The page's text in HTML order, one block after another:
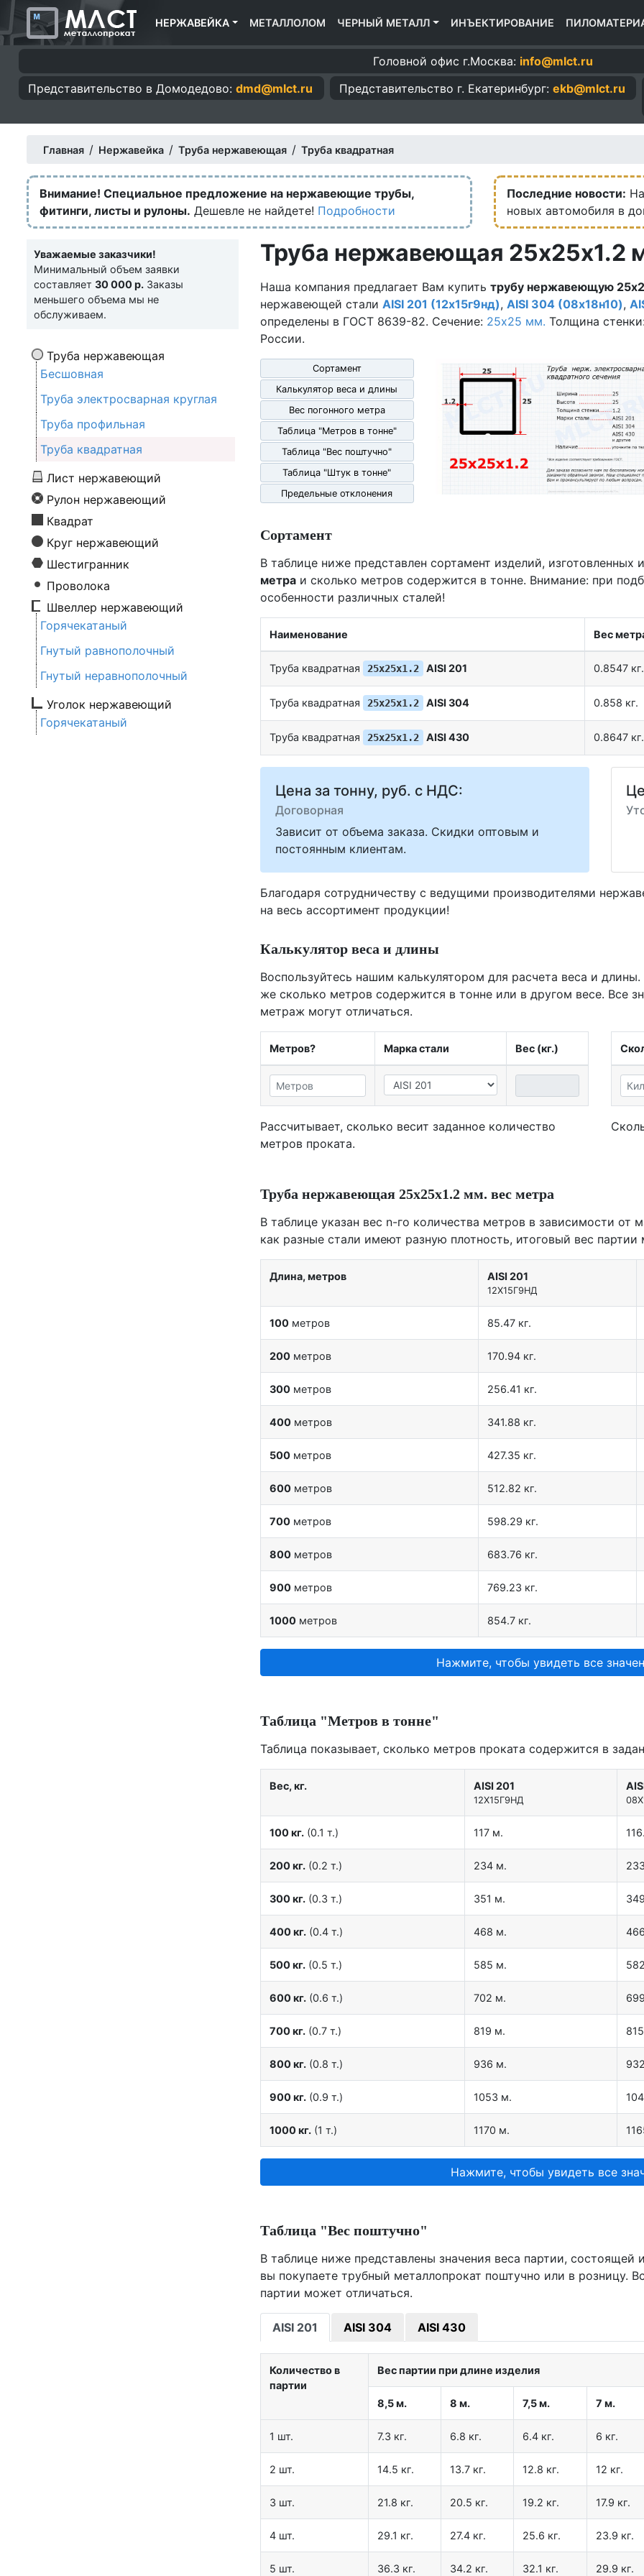
НЕРЖАВЕЙКА МЕТАЛЛОЛОМ ЧЕРНЫЙ МЕТАЛЛ ИНЪЕКТИРОВАНИЕ
Головной офис г.Москва: info@mlct.ru
Представительство вДомодедово: dmd@mlct.ru Представительство г. Екатеринбург:ekb@mlct.ru
Главная / Нержавейка / Труба нержавеющая / Труба квадратная
Внимание! Специальное предложение на нержавеющие трубы,
фитинги, листы и рулоны. Дешевле не найдете! Подробности
Последние новости:
новых автомобиля в
Уважаемые заказчики!
Минимальный объем заявки
составляет 30 000 р. Заказы
меньшего объема мы не
обслуживаем.
Труба нержавеющая
Бесшовная
Труба электросварная круглая
Труба профильная
Труба квадратная
Лист нержавеющий
Рулон нержавеющий
Квадрат
Круг нержавеющий
Шестигранник
Проволока
Швеллер нержавеющий
Горячекатаный
Гнутый равнополочный
Гнутый неравнополочный
Уголок нержавеющий
Горячекатаный
Труба нержавеющая 25х25х1.2
Наша компания предлагает Вам купить трубу нержавеющую
нержавеющей стали AISI 201 (12х15г9нд), AISI 304 (08х18н10),
определены в ГОСТ 8639-82. Сечение: 25х25 мм. Толщина
России.
Сортамент
Калькулятор веса и длины
Вес погонного метра
Таблица "Метров в тонне"
Таблица "Вес поштучно"
Таблица "Штук в тонне"
Предельные отклонения
Сортамент
В таблице ниже представлен сортамент изделий, изготовленных
метра и сколько метров содержится в тонне. Внимание: при
особенности различных сталей!
Наименование Вес
Труба квадратная 25х25х1.2 AISI 201 0.8547 кг.
Труба квадратная 25х25х1.2 AISI 304 0.858 кг.
Труба квадратная 25х25х1.2 AISI 430 0.8647 кг.
Цена за тонну, руб. с НДС:
Договорная
Зависит от объема заказа. Скидки оптовым и
постоянным клиентам.
Благодаря сотрудничеству с ведущими производителями
на весь ассортимент продукции!
Калькулятор веса и длины
Воспользуйтесь нашим калькулятором для расчета веса и
же сколько метров содержится в тонне или в другом весе. Все
метраж могут отличаться.
Метров? Марка стали Вес (кг.)
Рассчитывает, сколько весит заданное количество
метров проката.
Труба нержавеющая 25х25х1.2 мм. вес метра
В таблице указан вес n-го количества метров в зависимости от
как разные стали имеют разную плотность, итоговый вес партии
Длина, метров AISI 201
12X15Г9НД
100 метров 85.47 кг.
200 метров 170.94 кг.
300 метров 256.41 кг.
400 метров 341.88 кг.
500 метров 427.35 кг.
600 метров 512.82 кг.
700 метров 598.29 кг.
800 метров 683.76 кг.
900 метров 769.23 кг.
1000 метров 854.7 кг.
Нажмите, чтобы увидеть все
Таблица "Метров в тонне"
Таблица показывает, сколько метров проката содержится в
Вес, кг. AISI 201
12X15Г9НД
100 кг. (0.1 т.) 117 м.
200 кг. (0.2 т.) 234 м.
300 кг. (0.3 т.) 351 м.
400 кг. (0.4 т.) 468 м.
500 кг. (0.5 т.) 585 м.
600 кг. (0.6 т.) 702 м.
700 кг. (0.7 т.) 819 м.
800 кг. (0.8 т.) 936 м.
900 кг. (0.9 т.) 1053 м.
1000 кг. (1 т.) 1170 м.
Нажмите, чтобы увидеть все
Таблица "Вес поштучно"
В таблице ниже представлены значения веса партии, состоящей
вы покупаете трубный металлопрокат поштучно или в розницу.
партии может отличаться.
AISI 201 AISI 304 AISI 430
Количество в
партии
Вес партии при длине изделия
8,5 м. 8 м. 7,5 м. 7 м.
1 шт. 7.3 кг. 6.8 кг. 6.4 кг. 6 кг.
2 шт. 14.5 кг. 13.7 кг. 12.8 кг. 12 кг.
3 шт. 21.8 кг. 20.5 кг. 19.2 кг. 17.9 кг.
4 шт. 29.1 кг. 27.4 кг. 25.6 кг. 23.9 кг.
5 шт. 36.3 кг. 34.2 кг. 32.1 кг. 29.9 кг.